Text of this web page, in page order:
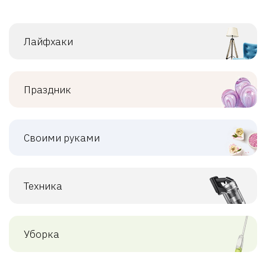
Лайфхаки
Праздник
Своими руками
Техника
Уборка